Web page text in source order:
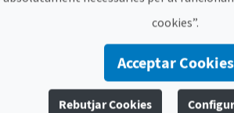
cookies”.
Acceptar Cookies
Rebutjar Cookies